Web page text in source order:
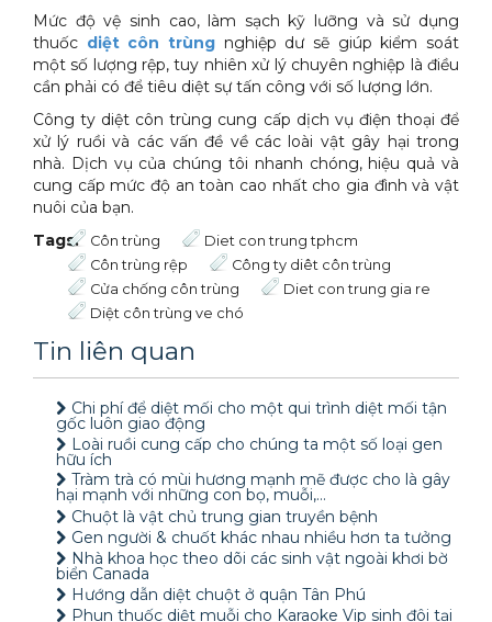
Mức độ vệ sinh cao, làm sạch kỹ lưỡng và sử dụng
thuốc diệt côn trùng nghiệp dư sẽ giúp kiểm soát
một số lượng rệp, tuy nhiên xử lý chuyên nghiệp là điều
cần phải có để tiêu diệt sự tấn công với số lượng lớn.
Công ty diệt côn trùng cung cấp dịch vụ điện thoại để
xử lý ruồi và các vấn đề về các loài vật gây hại trong
nhà. Dịch vụ của chúng tôi nhanh chóng, hiệu quả và
cung cấp mức độ an toàn cao nhất cho gia đình và vật
nuôi của bạn.
Tags: Côn trùng
Diet con trung tphcm
Côn trùng rệp
Công ty diêt côn trùng
Cửa chống côn trùng
Diet con trung gia re
Diệt côn trùng ve chó
Tin liên quan
Chi phí để diệt mối cho một qui trình diệt mối tận
gốc luôn giao động
Loài ruồi cung cấp cho chúng ta một số loại gen
hữu ích
Tràm trà có mùi hương mạnh mẽ được cho là gây
hại mạnh với những con bọ, muỗi,…
Chuột là vật chủ trung gian truyền bệnh
Gen người & chuốt khác nhau nhiều hơn ta tưởng
Nhà khoa học theo dõi các sinh vật ngoài khơi bờ
biển Canada
Hướng dẫn diệt chuột ở quận Tân Phú
Phun thuốc diệt muỗi cho Karaoke Vip sinh đôi tại